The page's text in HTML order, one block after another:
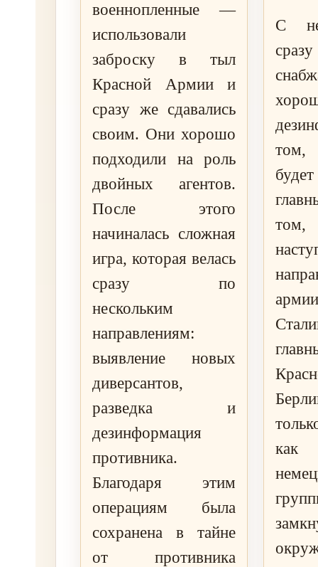
военнопленные —
использовали
заброску в тыл
Красной Армии и
сразу же сдавались
своим. Они хорошо
подходили на роль
двойных агентов.
После этого
начиналась сложная
игра, которая велась
сразу по
нескольким
направлениям:
выявление новых
диверсантов,
разведка и
дезинформация
противника.
Благодаря этим
операциям была
сохранена в тайне
от противника
С
том,
как